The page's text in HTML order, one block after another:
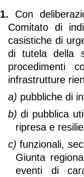
1. Con
Comitato di
casistiche di
di tutela della
procedimenti
infrastrutture
a) pubbliche di
b)di pubblica
ripresa e
c)funzionali,
Giunta
eventi di